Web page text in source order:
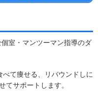
室・マンツーマン指導のダ
て痩せる、リバウンドしに
てサポートします。